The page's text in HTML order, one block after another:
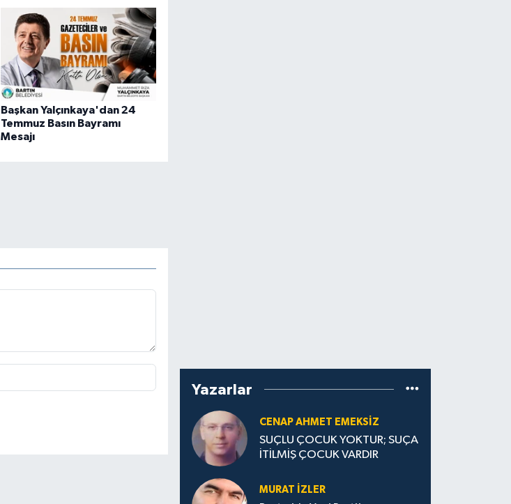
Başkan Yalçınkaya'dan 24
Temmuz Basın Bayramı
Mesajı
Yazarlar
CENAP AHMET EMEKSİZ
SUÇLU ÇOCUK YOKTUR; SUÇA
İTİLMİŞ ÇOCUK VARDIR
MURAT İZLER